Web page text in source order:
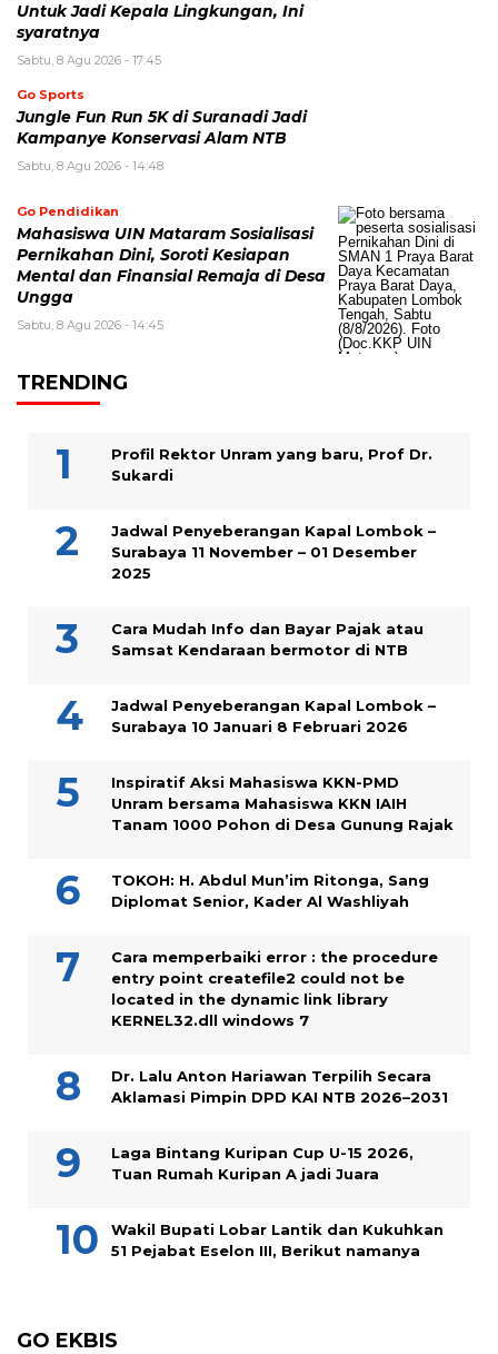
Untuk Jadi Kepala Lingkungan, Ini
syaratnya
Sabtu, 8 Agu 2026 - 17:45
Go Sports
Jungle Fun Run 5K di Suranadi Jadi
Kampanye Konservasi Alam NTB
Sabtu, 8 Agu 2026 - 14:48
Go Pendidikan
Mahasiswa UIN Mataram Sosialisasi
Pernikahan Dini, Soroti Kesiapan
Mental dan Finansial Remaja di Desa
Ungga
Sabtu, 8 Agu 2026 - 14:45
TRENDING
Profil Rektor Unram yang baru, Prof Dr.
Sukardi
Jadwal Penyeberangan Kapal Lombok –
Surabaya 11 November – 01 Desember
2025
Cara Mudah Info dan Bayar Pajak atau
Samsat Kendaraan bermotor di NTB
Jadwal Penyeberangan Kapal Lombok –
Surabaya 10 Januari 8 Februari 2026
Inspiratif Aksi Mahasiswa KKN-PMD
Unram bersama Mahasiswa KKN IAIH
Tanam 1000 Pohon di Desa Gunung Rajak
TOKOH: H. Abdul Mun’im Ritonga, Sang
Diplomat Senior, Kader Al Washliyah
Cara memperbaiki error : the procedure
entry point createfile2 could not be
located in the dynamic link library
KERNEL32.dll windows 7
Dr. Lalu Anton Hariawan Terpilih Secara
Aklamasi Pimpin DPD KAI NTB 2026–2031
Laga Bintang Kuripan Cup U-15 2026,
Tuan Rumah Kuripan A jadi Juara
Wakil Bupati Lobar Lantik dan Kukuhkan
51 Pejabat Eselon III, Berikut namanya
GO EKBIS